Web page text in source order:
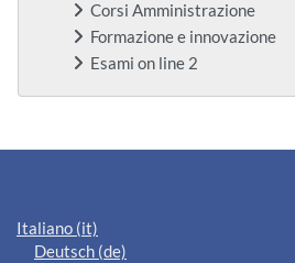
Corsi Amministrazione
Formazione e innovazione
Esami on line 2
Blocchi supplementari
Italiano ‎(it)‎
Deutsch ‎(de)‎